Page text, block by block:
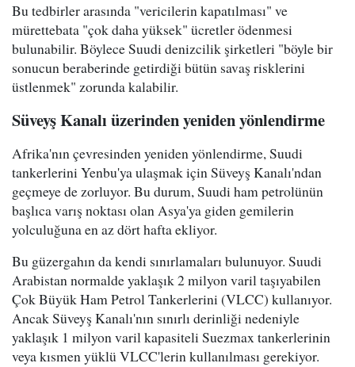
Bu tedbirler arasında "vericilerin kapatılması" ve
mürettebata "çok daha yüksek" ücretler ödenmesi
bulunabilir. Böylece Suudi denizcilik şirketleri "böyle bir
sonucun beraberinde getirdiği bütün savaş risklerini
üstlenmek" zorunda kalabilir.
Süveyş Kanalı üzerinden yeniden yönlendirme
Afrika'nın çevresinden yeniden yönlendirme, Suudi
tankerlerini Yenbu'ya ulaşmak için Süveyş Kanalı'ndan
geçmeye de zorluyor. Bu durum, Suudi ham petrolünün
başlıca varış noktası olan Asya'ya giden gemilerin
yolculuğuna en az dört hafta ekliyor.
Bu güzergahın da kendi sınırlamaları bulunuyor. Suudi
Arabistan normalde yaklaşık 2 milyon varil taşıyabilen
Çok Büyük Ham Petrol Tankerlerini (VLCC) kullanıyor.
Ancak Süveyş Kanalı'nın sınırlı derinliği nedeniyle
yaklaşık 1 milyon varil kapasiteli Suezmax tankerlerinin
veya kısmen yüklü VLCC'lerin kullanılması gerekiyor.